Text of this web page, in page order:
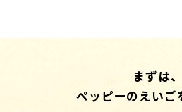
まずは、
ペッピーのえいご